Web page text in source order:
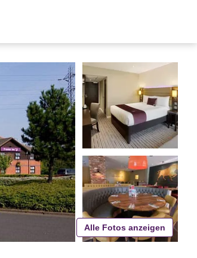
Alle Fotos anzeigen